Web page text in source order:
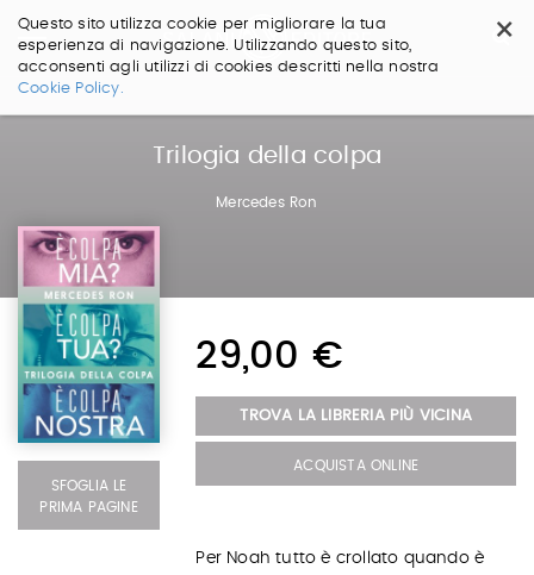
×
Questo sito utilizza cookie per migliorare la tua
esperienza di navigazione. Utilizzando questo sito,
acconsenti agli utilizzi di cookies descritti nella nostra
Cookie Policy.
Salta
Trilogia della colpa
Mercedes Ron
SFOGLIA LE
PRIMA PAGINE
29,00 €
TROVA LA LIBRERIA PIÙ VICINA
ACQUISTA ONLINE
Per Noah tutto è crollato quando è